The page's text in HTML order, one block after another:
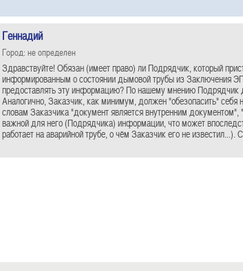
Геннадий
Город: не определен
Здравствуйте! Обязан (имеет право) ли Подрядчик, который
информированным о состоянии дымовой трубы из Заключения
предоставлять эту информацию? По нашему мнению Подрядчик
Аналогично, Заказчик, как минимум, должен "обезопасить"
словам Заказчика "документ является внутренним
важной для него (Подрядчика) информации, что может
работает на аварийной трубе, о чём Заказчик его не известил...).